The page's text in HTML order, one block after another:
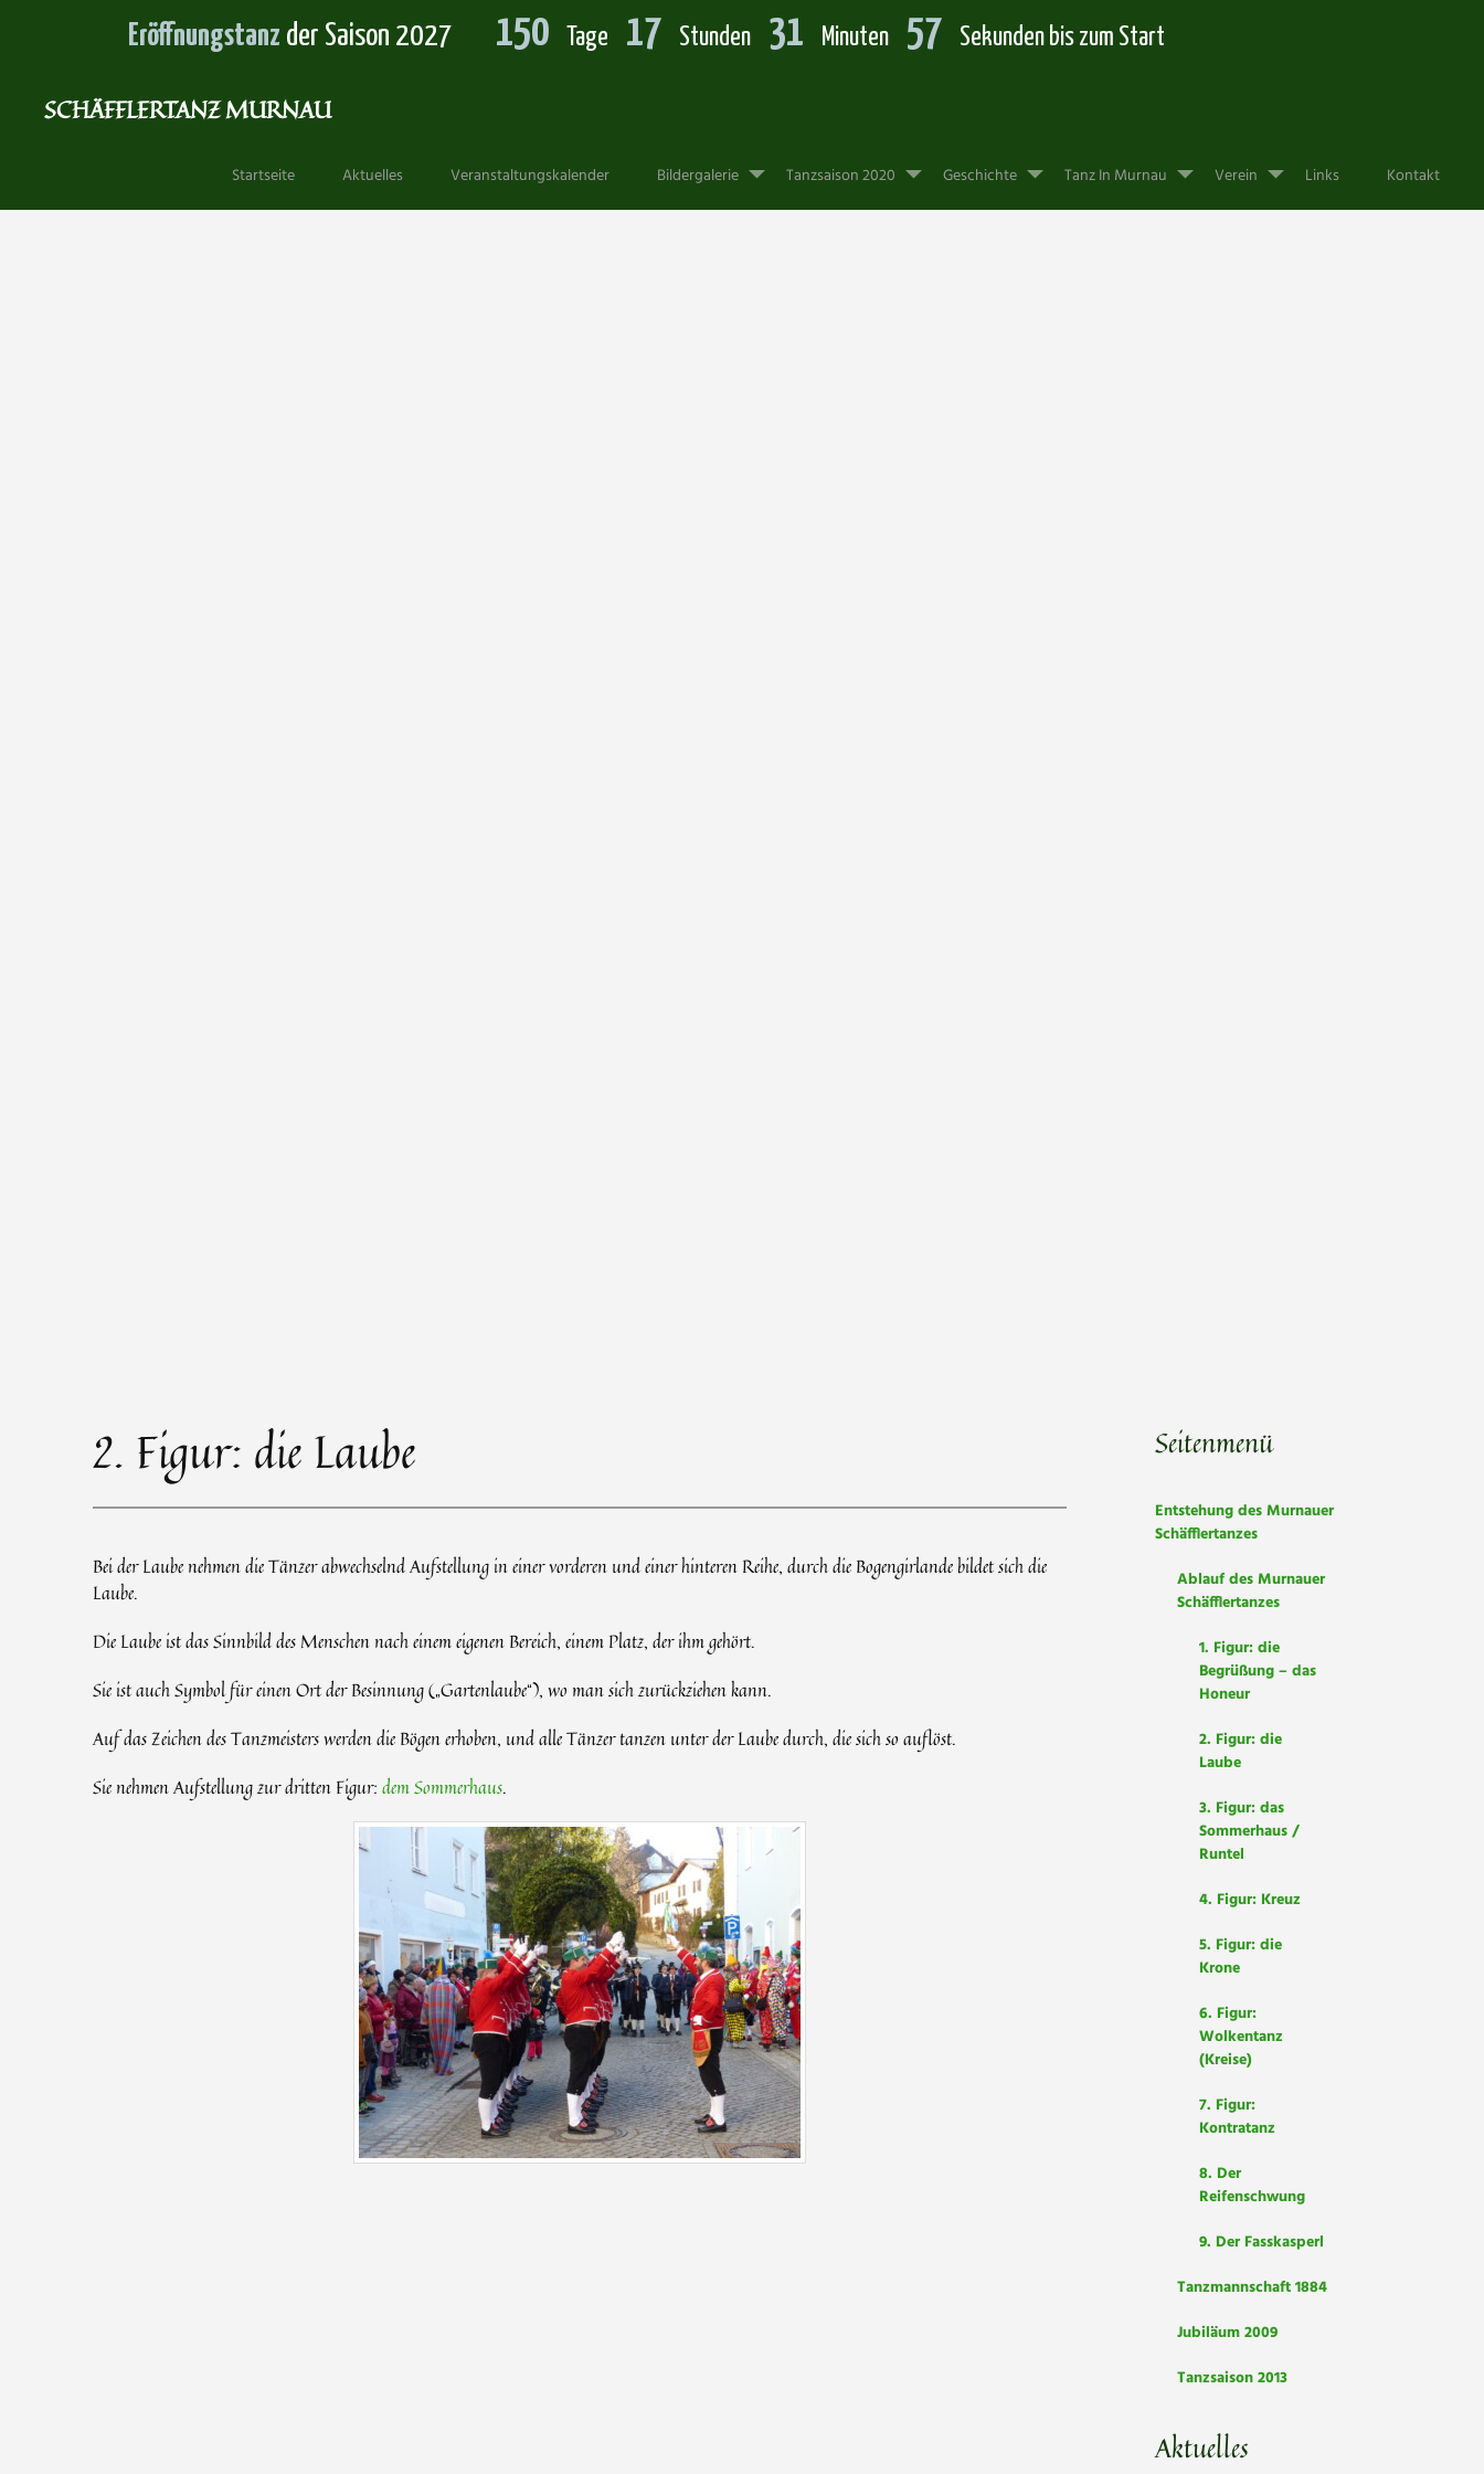
SCHÄFFLERTANZ MURNAU
zum
Startseite Aktuelles Veranstaltungskalender Bildergalerie Tanzsaison 2020 Geschichte Tanz In Murnau Verein Links Kontakt
2. Figur: die Laube
Bei der Laube nehmen die Tänzer abwechselnd Aufstellung in einer vorderen und einer hinteren Reihe, durch die Bogengirlande bildet sich die
Laube.
Die Laube ist das Sinnbild des Menschen nach einem eigenen Bereich, einem Platz, der ihm gehört.
Sie ist auch Symbol für einen Ort der Besinnung („Gartenlaube“), wo man sich zurückziehen kann.
Auf das Zeichen des Tanzmeisters werden die Bögen erhoben, und alle Tänzer tanzen unter der Laube durch, die sich so auflöst.
Sie nehmen Aufstellung zur dritten Figur:dem Sommerhaus.
Seitenmenü
Entstehung des Murnauer
Schäfflertanzes
Ablauf des Murnauer
Schäfflertanzes
1. Figur: die
Begrüßung – das
Honeur
2. Figur: die
Laube
3. Figur: das
Sommerhaus /
Runtel
4. Figur: Kreuz
5. Figur: die
Krone
6. Figur:
Wolkentanz
(Kreise)
7. Figur:
Kontratanz
8. Der
Reifenschwung
9. Der Fasskasperl
Tanzmannschaft 1884
Jubiläum 2009
Tanzsaison 2013
Aktuelles
Eröffnungstanz der Saison 2027 150 Tage 17 Stunden 31 Minuten 56 Sekunden bis zum Start